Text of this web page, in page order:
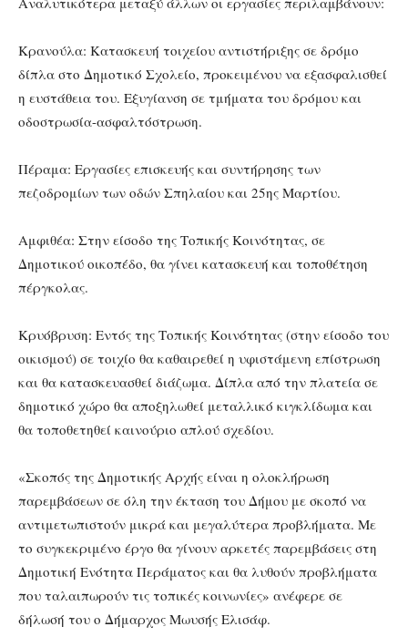
Κρανούλα: Κατασκευή τοιχείου αντιστήριξης σε δρόμο
δίπλα στο Δημοτικό Σχολείο, προκειμένου να εξασφαλισθεί
η ευστάθεια του. Εξυγίανση σε τμήματα του δρόμου και
οδοστρωσία-ασφαλτόστρωση.
Πέραμα: Εργασίες επισκευής και συντήρησης των
πεζοδρομίων των οδών Σπηλαίου και 25ης Μαρτίου.
Αμφιθέα: Στην είσοδο της Τοπικής Κοινότητας, σε
Δημοτικού οικοπέδο, θα γίνει κατασκευή και τοποθέτηση
πέργκολας.
Κρυόβρυση: Εντός της Τοπικής Κοινότητας (στην είσοδο του
οικισμού) σε τοιχίο θα καθαιρεθεί η υφιστάμενη επίστρωση
και θα κατασκευασθεί διάζωμα. Δίπλα από την πλατεία σε
δημοτικό χώρο θα αποξηλωθεί μεταλλικό κιγκλίδωμα και
θα τοποθετηθεί καινούριο απλού σχεδίου.
«Σκοπός της Δημοτικής Αρχής είναι η ολοκλήρωση
παρεμβάσεων σε όλη την έκταση του Δήμου με σκοπό να
αντιμετωπιστούν μικρά και μεγαλύτερα προβλήματα. Με
το συγκεκριμένο έργο θα γίνουν αρκετές παρεμβάσεις στη
Δημοτική Ενότητα Περάματος και θα λυθούν προβλήματα
που ταλαιπωρούν τις τοπικές κοινωνίες» ανέφερε σε
δήλωσή του ο Δήμαρχος Μωυσής Ελισάφ.